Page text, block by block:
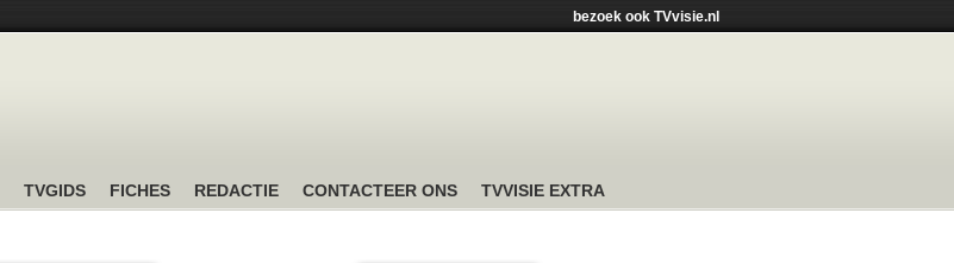
bezoek ook TVvisie.nl
TVGIDS FICHES REDACTIE CONTACTEER ONS TVVISIE EXTRA